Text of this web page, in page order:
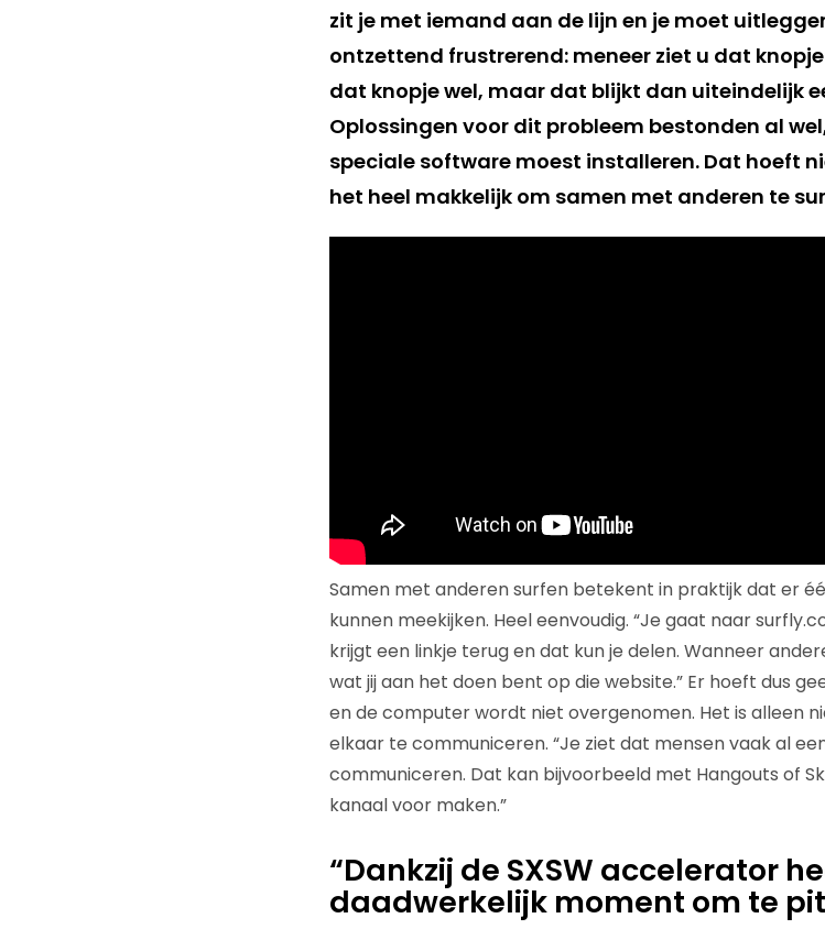
zit je met iemand aan de lijn en je moet
ontzettend frustrerend: meneer ziet u dat
dat knopje wel, maar dat blijkt dan uiteindelijk
Oplossingen voor dit probleem bestonden al
speciale software moest installeren. Dat hoeft
het heel makkelijk om samen met anderen te
Samen met anderen surfen betekent in praktijk dat er
kunnen meekijken. Heel eenvoudig. “Je gaat naar
krijgt een linkje terug en dat kun je delen. Wanneer
wat jij aan het doen bent op die website.” Er hoeft dus
en de computer wordt niet overgenomen. Het is alleen
elkaar te communiceren. “Je ziet dat mensen vaak al
communiceren. Dat kan bijvoorbeeld met Hangouts of
kanaal voor maken.”
“Dankzij de SXSW accelerator
daadwerkelijk moment om te